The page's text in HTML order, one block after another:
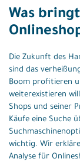
Shop
Was
Die Zukunft des
sind das
Boom profitieren
weiterexistieren
Shops und seiner
Käufe eine Suche
wichtig. Wir
Analyse für